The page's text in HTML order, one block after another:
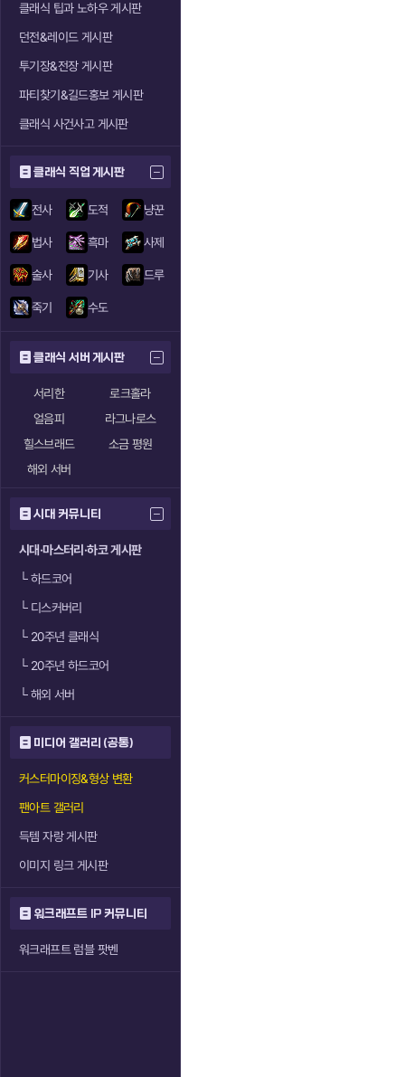
클래식 팁과 노하우 게시판
던전&레이드 게시판
투기장&전장 게시판
파티찾기&길드홍보 게시판
클래식 사건사고 게시판
클래식 직업 게시판
전사 도적 냥꾼
법사 흑마 사제
술사 기사 드루
죽기 수도
클래식 서버 게시판
서리한
로크홀라
얼음피
라그나로스
힐스브래드
소금 평원
해외 서버
시대 커뮤니티
시대·마스터리·하코 게시판
└하드코어
└디스커버리
└20주년 클래식
└20주년 하드코어
└해외 서버
미디어 갤러리 (공통)
커스터마이징&형상 변환
팬아트 갤러리
득템 자랑 게시판
이미지 링크 게시판
워크래프트 IP 커뮤니티
워크래프트 럼블 팟벤